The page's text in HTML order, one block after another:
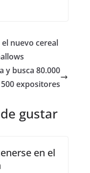
nuevo cereal
y busca 80.000
expositores
gustar
en el